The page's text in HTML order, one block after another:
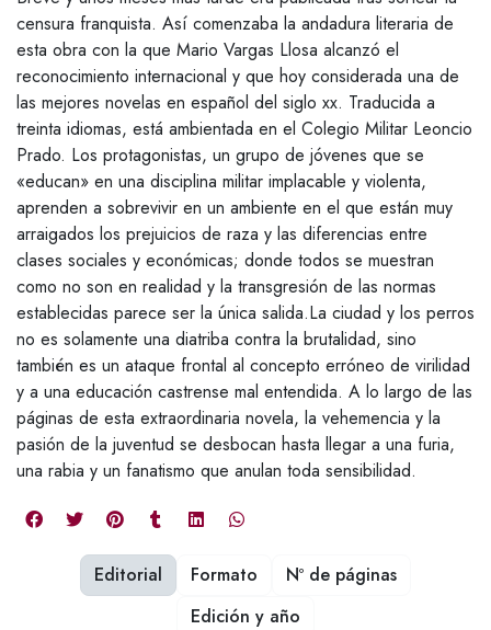
censura franquista. Así comenzaba la andadura literaria de
esta obra con la que Mario Vargas Llosa alcanzó el
reconocimiento internacional y que hoy considerada una de
las mejores novelas en español del siglo xx. Traducida a
treinta idiomas, está ambientada en el Colegio Militar Leoncio
Prado. Los protagonistas, un grupo de jóvenes que se
«educan» en una disciplina militar implacable y violenta,
aprenden a sobrevivir en un ambiente en el que están muy
arraigados los prejuicios de raza y las diferencias entre
clases sociales y económicas; donde todos se muestran
como no son en realidad y la transgresión de las normas
establecidas parece ser la única salida.La ciudad y los perros
no es solamente una diatriba contra la brutalidad, sino
también es un ataque frontal al concepto erróneo de virilidad
y a una educación castrense mal entendida. A lo largo de las
páginas de esta extraordinaria novela, la vehemencia y la
pasión de la juventud se desbocan hasta llegar a una furia,
una rabia y un fanatismo que anulan toda sensibilidad.
Editorial Formato
Nº de páginas
Edición y año